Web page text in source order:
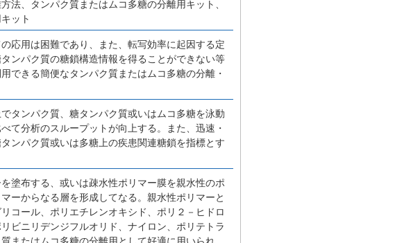
法、タンパク質またはムコ多糖の分離用キット、
ット
応用は困難であり、また、転写効率に起因する定
ンパク質の糖鎖構造情報を得ることができない等
できる簡便なタンパク質またはムコ多糖の分離・
タンパク質、糖タンパク質或いはムコ多糖を泳動
て分析のスループットが向上する。また、迅速・
ンパク質或いは多糖上の疾患関連糖鎖を指標とす
塗布する、或いは疎水性ポリマー膜を親水性のポ
ーからなる層を形成してなる。親水性ポリマーと
コール、ポリエチレンオキシド、ポリ２－ヒドロ
ビニリデンジフルオリド、ナイロン、ポリテトラ